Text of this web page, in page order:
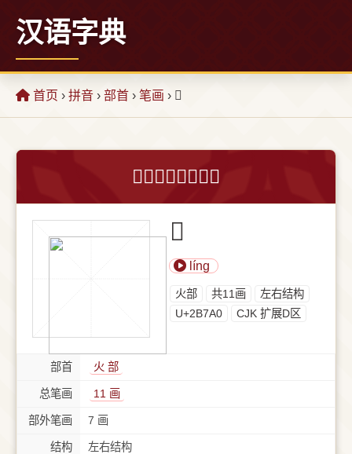
汉语字典
首页 › 拼音 › 部首 › 笔画 › 𫞠
𫞠字的意思和解释
𫞠
líng
⽕部 共11画
左右结构
U+2B7A0
CJK 扩展D区
部首 ⽕ 部
总笔画 11 画
部外笔画 7 画
结构 左右结构